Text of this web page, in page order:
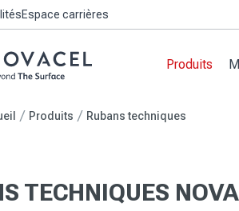
Espace carrières
Produits
Films
métaux
Le bon
Produits Rubans techniques
TECHNIQUES